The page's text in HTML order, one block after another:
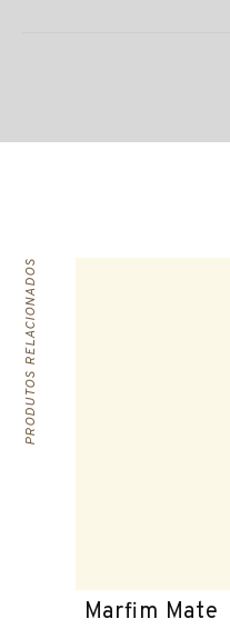
PRODUTOS RELACIONADOS
Marfim Mate